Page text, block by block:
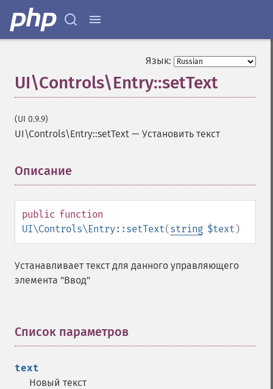
Язык:
UI\Controls\Entry::setText
(UI 0.9.9)
UI\Controls\Entry::setText — Установить текст
Описание
public function
UI\Controls\Entry::setText(string $text )
Устанавливает текст для данного управляющего
элемента "Ввод"
Список параметров
text
Новый текст